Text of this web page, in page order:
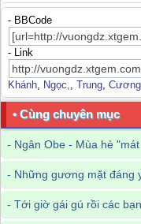
- BBCode
- Link
Khánh, Ngọc,, Trung, Cương
• Cùng chuyên mục
- Ngân Obe - Mùa hè
- Những gương mặt đáng
- Tới giờ gái gú rồi các